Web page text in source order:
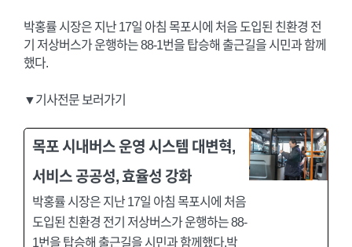
박홍률 시장은 지난 17일 아침 목포시에 처음 도입된 친환경 전
기 저상버스가 운행하는 88-1번을 탑승해 출근길을 시민과 함께
했다.
▼기사전문 보러가기
목포 시내버스 운영 시스템 대변혁,
서비스 공공성, 효율성 강화
박홍률 시장은 지난 17일 아침 목포시에 처음
도입된 친환경 전기 저상버스가 운행하는 88-
1번을 탑승해 출근길을 시민과 함께했다.박